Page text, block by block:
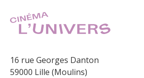
16 rue Georges Danton
59000 Lille (Moulins)